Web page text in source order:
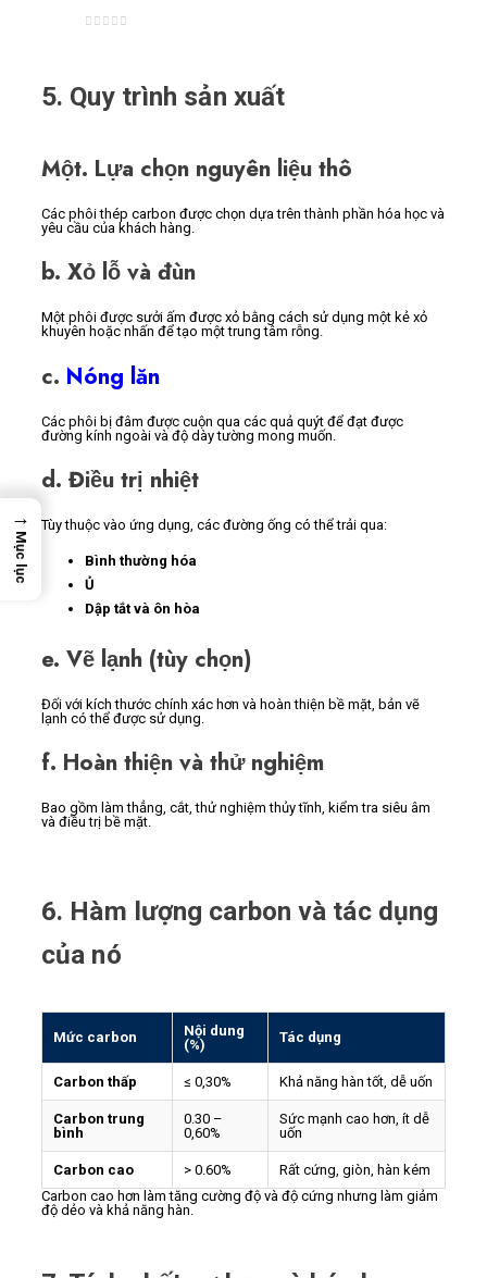
5. Quy trình sản xuất
Một. Lựa chọn nguyên liệu thô
Các phôi thép carbon được chọn dựa trên thành phần hóa học và
yêu cầu của khách hàng.
b. Xỏ lỗ và đùn
Một phôi được sưởi ấm được xỏ bằng cách sử dụng một kẻ xỏ
khuyên hoặc nhấn để tạo một trung tâm rỗng.
c. Nóng lăn
Các phôi bị đâm được cuộn qua các quả quýt để đạt được
đường kính ngoài và độ dày tường mong muốn.
d. Điều trị nhiệt
Tùy thuộc vào ứng dụng, các đường ống có thể trải qua:
Bình thường hóa
Ủ
Dập tắt và ôn hòa
e. Vẽ lạnh (tùy chọn)
Đối với kích thước chính xác hơn và hoàn thiện bề mặt, bản vẽ
lạnh có thể được sử dụng.
f. Hoàn thiện và thử nghiệm
Bao gồm làm thẳng, cắt, thử nghiệm thủy tĩnh, kiểm tra siêu âm
và điều trị bề mặt.
6. Hàm lượng carbon và tác dụng
của nó
Mức carbon
Nội dung
(%)
Tác dụng
Carbon thấp ≤ 0,30% Khả năng hàn tốt, dễ uốn
Carbon trung
bình
0.30 –
0,60%
Sức mạnh cao hơn, ít dễ
uốn
Carbon cao > 0.60%
Rất cứng, giòn, hàn kém
Carbon cao hơn làm tăng cường độ và độ cứng nhưng làm giảm
độ dẻo và khả năng hàn.
→
Mục lục